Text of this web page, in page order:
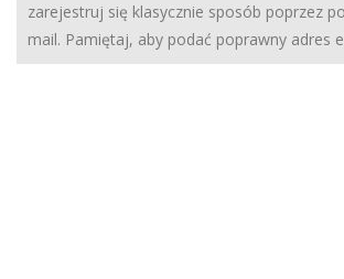
zarejestruj się klasycznie sposób poprzez
mail. Pamiętaj, aby podać poprawny adres